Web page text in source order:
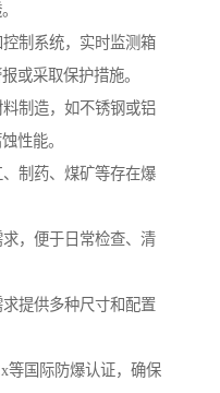
制系统，实时监测箱
或采取保护措施。
制造，如不锈钢或铝
性能。
制药、煤矿等存在爆
，便于日常检查、清
提供多种尺寸和配置
等国际防爆认证，确保